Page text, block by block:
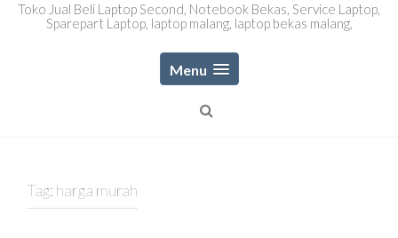
Toko Jual Beli Laptop Second, Notebook Bekas, Service Laptop,
Sparepart Laptop, laptop malang, laptop bekas malang,
Menu
Tag: harga murah